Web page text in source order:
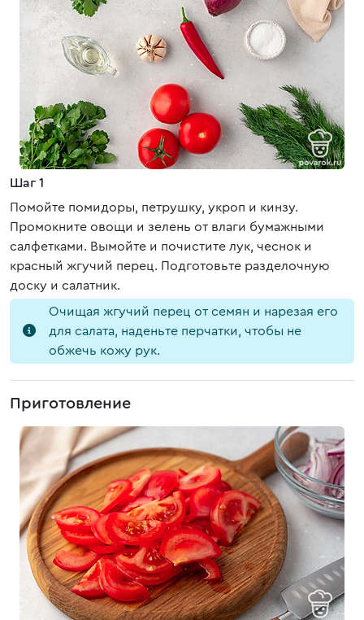
Шаг 1
Помойте помидоры, петрушку, укроп и кинзу.
Промокните овощи и зелень от влаги бумажными
салфетками. Вымойте и почистите лук, чеснок и
красный жгучий перец. Подготовьте разделочную
доску и салатник.
Очищая жгучий перец от семян и нарезая его
для салата, наденьте перчатки, чтобы не
обжечь кожу рук.
Приготовление